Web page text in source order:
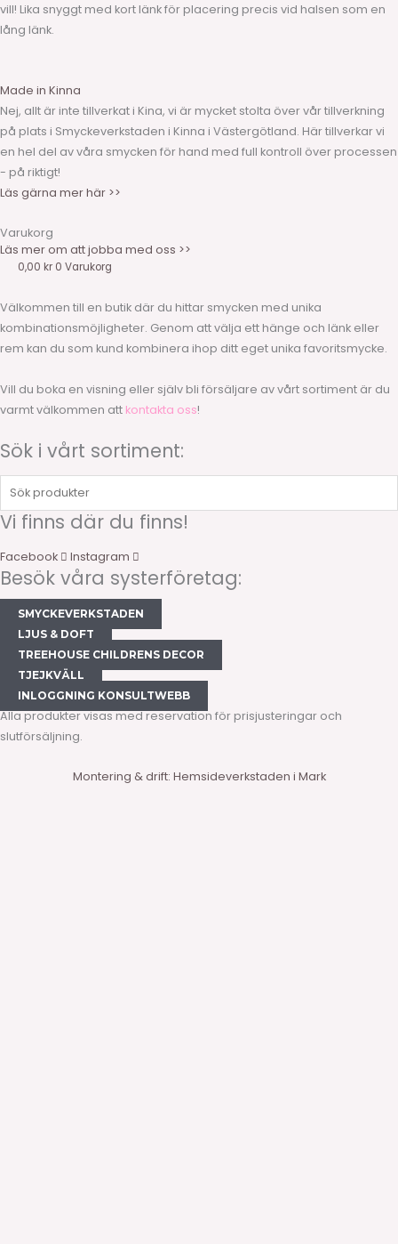
vill! Lika snyggt med kort länk för placering precis vid halsen som en
lång länk.
Made in Kinna
Nej, allt är inte tillverkat i Kina, vi är mycket stolta över vår tillverkning
på plats i Smyckeverkstaden i Kinna i Västergötland. Här tillverkar vi
en hel del av våra smycken för hand med full kontroll över processen
- på riktigt!
Läs gärna mer här >>
Varukorg
Läs mer om att jobba med oss >>
0,00 kr 0 Varukorg
Välkommen till en butik där du hittar smycken med unika
kombinationsmöjligheter. Genom att välja ett hänge och länk eller
rem kan du som kund kombinera ihop ditt eget unika favoritsmycke.
Vill du boka en visning eller själv bli försäljare av vårt sortiment är du
varmt välkommen att kontakta oss!
Sök i vårt sortiment:
Sök
Vi finns där du finns!
Facebook Instagram
Besök våra systerföretag:
SMYCKEVERKSTADEN
LJUS & DOFT
TREEHOUSE CHILDRENS DECOR
TJEJKVÄLL
INLOGGNING KONSULTWEBB
Alla produkter visas med reservation för prisjusteringar och
slutförsäljning.
Montering & drift: Hemsideverkstaden i Mark